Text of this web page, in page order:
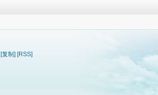
[复制] [RSS]